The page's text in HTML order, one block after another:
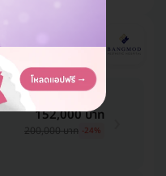
152,000 บาท
200,000 บาท -24%